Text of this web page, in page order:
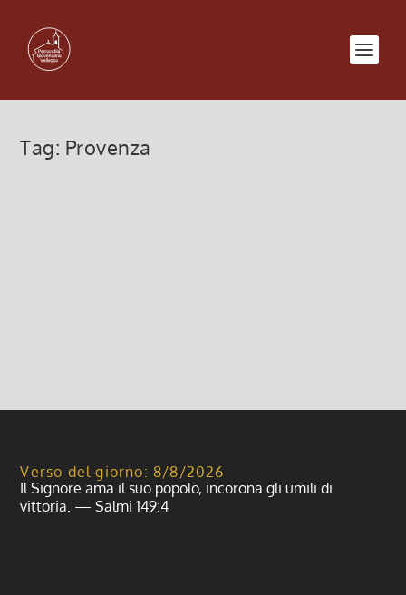
Tag: Provenza
Verso del giorno: 8/8/2026
Il Signore ama il suo popolo, incorona gli umili di
vittoria. — Salmi 149:4